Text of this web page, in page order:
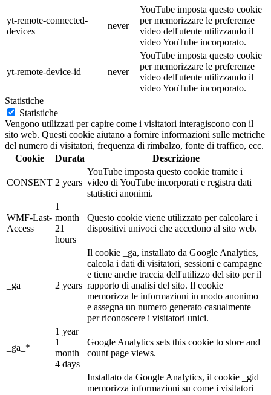
yt-remote-connected-
devices
never
YouTube imposta questo cookie
per memorizzare le preferenze
video dell'utente utilizzando il
video YouTube incorporato.
yt-remote-device-id never
YouTube imposta questo cookie
per memorizzare le preferenze
video dell'utente utilizzando il
video YouTube incorporato.
Statistiche
Statistiche
Vengono utilizzati per capire come i visitatori interagiscono con il
sito web. Questi cookie aiutano a fornire informazioni sulle metriche
del numero di visitatori, frequenza di rimbalzo, fonte di traffico, ecc.
Cookie
Durata Descrizione
CONSENT 2 years
YouTube imposta questo cookie tramite i
video di YouTube incorporati e registra dati
statistici anonimi.
WMF-Last-
Access
1
month
21
hours
Questo cookie viene utilizzato per calcolare i
dispositivi univoci che accedono al sito web.
_ga 2 years
Il cookie _ga, installato da Google Analytics,
calcola i dati di visitatori, sessioni e campagne
e tiene anche traccia dell'utilizzo del sito per il
rapporto di analisi del sito. Il cookie
memorizza le informazioni in modo anonimo
e assegna un numero generato casualmente
per riconoscere i visitatori unici.
_ga_*
1 year
1
month
4 days
Google Analytics sets this cookie to store and
count page views.
Installato da Google Analytics, il cookie _gid
memorizza informazioni su come i visitatori